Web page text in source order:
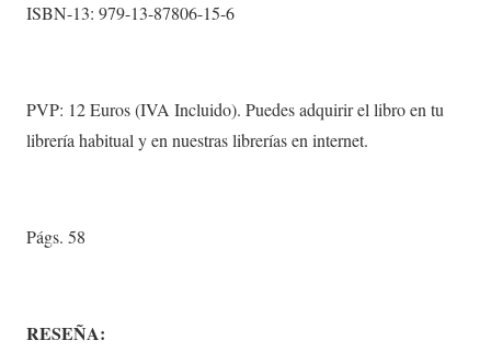
ISBN-13: 979-13-87806-15-6
PVP: 12 Euros (IVA Incluido). Puedes adquirir el libro en tu
librería habitual y en nuestras librerías en internet.
Págs. 58
RESEÑA: